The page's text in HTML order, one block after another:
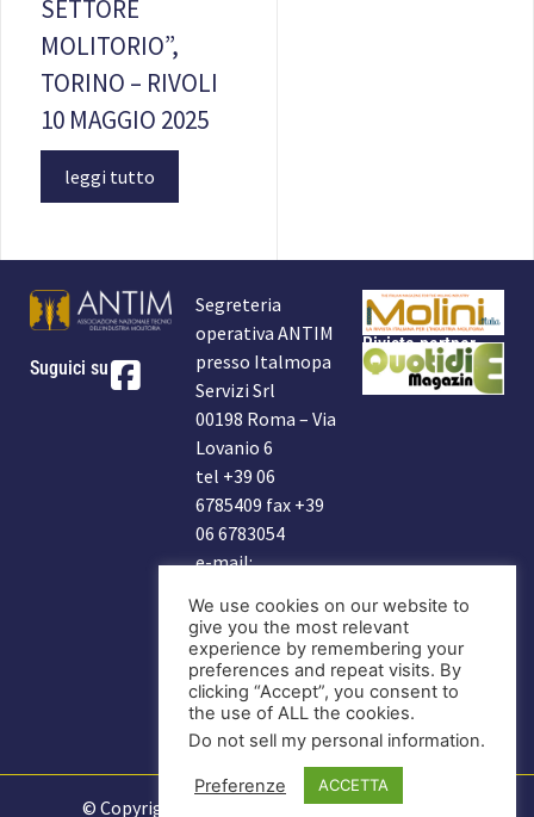
SETTORE
MOLITORIO”,
TORINO – RIVOLI
10 MAGGIO 2025
leggi tutto
Suguici su
Segreteria
operativa ANTIM
presso Italmopa
Servizi Srl
00198 Roma – Via
Lovanio 6
tel +39 06
6785409 fax +39
06 6783054
e-mail:
indirizzo Antim:
antim2006@libero.it
DIVENTA
SOCIO
Rivista partner
© Copyright 2025 Antim | Informativa Privacy
We use cookies on our website to
give you the most relevant
experience by remembering your
preferences and repeat visits. By
clicking “Accept”, you consent to
the use of ALL the cookies.
Do not sell my personal information.
Preferenze ACCETTA